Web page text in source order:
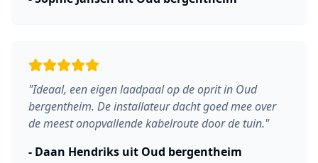
"Ideaal, een eigen laadpaal op de oprit in Oud
bergentheim. De installateur dacht goed mee over
de meest onopvallende kabelroute door de tuin."
- Daan Hendriks uit Oud bergentheim